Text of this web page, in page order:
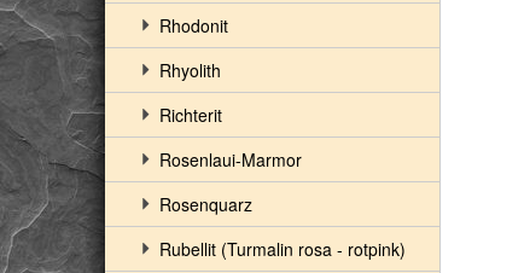
Rhodonit
Rhyolith
Richterit
Rosenlaui-Marmor
Rosenquarz
Rubellit (Turmalin rosa - rotpink)